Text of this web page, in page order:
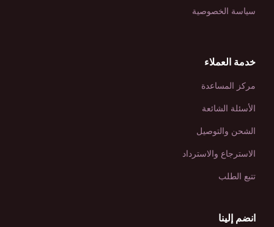
سياسة الخصوصية
خدمة العملاء
مركز المساعدة
الأسئلة الشائعة
الشحن والتوصيل
الاسترجاع والاسترداد
تتبع الطلب
انضم إلينا